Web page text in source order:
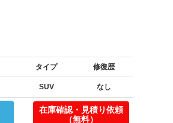
タイプ 修復歴
SUV なし
在庫確認・見積り依頼
（無料）